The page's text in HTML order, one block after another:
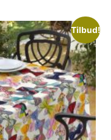
Tilbud!